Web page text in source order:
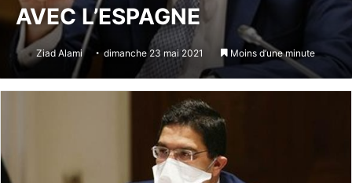
AVEC L’ESPAGNE
Ziad Alami dimanche 23 mai 2021 Moins d’une minute